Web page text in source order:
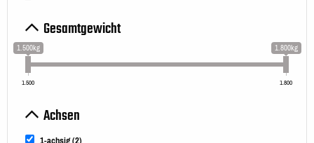
Gesamtgewicht
1.500kg 1.800kg
1.500 1.800
Achsen